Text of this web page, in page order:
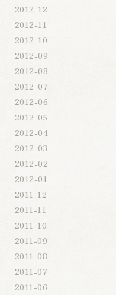
2012-12
2012-11
2012-10
2012-09
2012-08
2012-07
2012-06
2012-05
2012-04
2012-03
2012-02
2012-01
2011-12
2011-11
2011-10
2011-09
2011-08
2011-07
2011-06